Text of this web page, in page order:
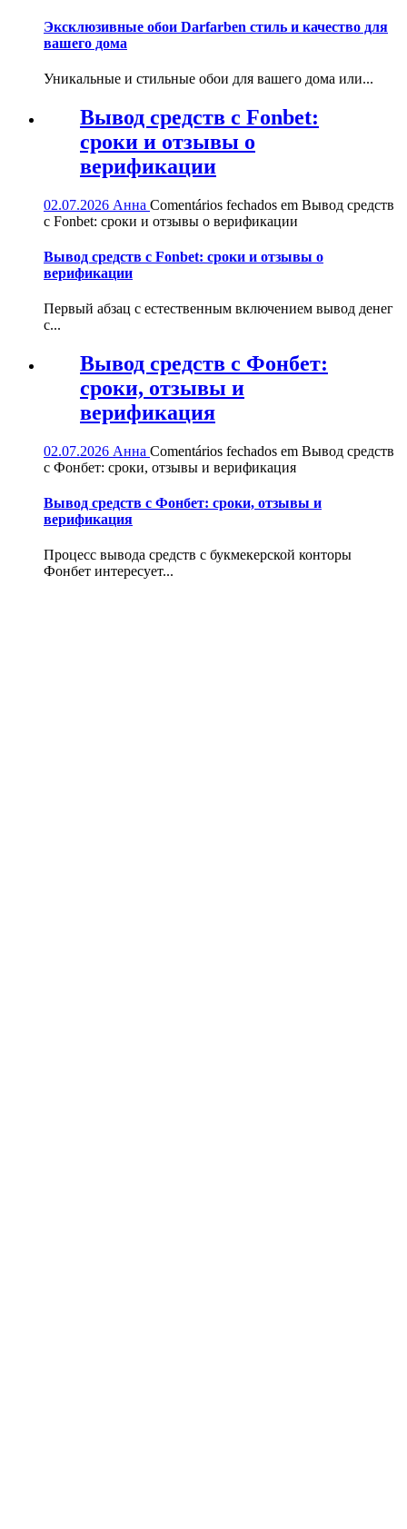
Эксклюзивные обои Darfarben стиль и качество для
вашего дома
Уникальные и стильные обои для вашего дома или...
Вывод средств с Fonbet:
сроки и отзывы о
верификации
02.07.2026 Анна Comentários fechados em Вывод средств
с Fonbet: сроки и отзывы о верификации
Вывод средств с Fonbet: сроки и отзывы о
верификации
Первый абзац с естественным включением вывод денег
с...
Вывод средств с Фонбет:
сроки, отзывы и
верификация
02.07.2026 Анна Comentários fechados em Вывод средств
с Фонбет: сроки, отзывы и верификация
Вывод средств с Фонбет: сроки, отзывы и
верификация
Процесс вывода средств с букмекерской конторы
Фонбет интересует...